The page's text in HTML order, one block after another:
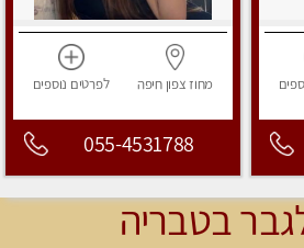
מחוז צפוןחיפה לפרטים נוספים
055-4531788
בטבריה